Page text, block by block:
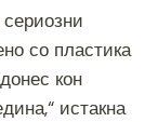
со пластика
кон
истакна